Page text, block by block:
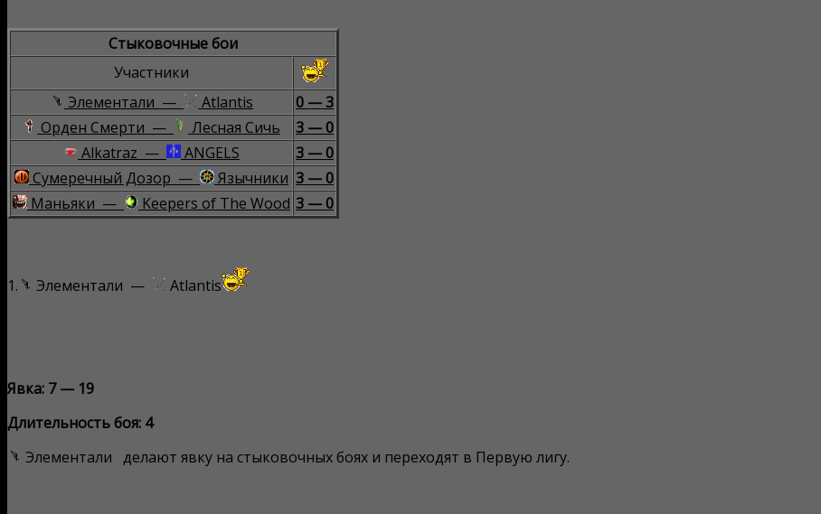
Стыковочные бои
Участники
Элементали —
Atlantis
0 — 3
Орден Смерти —
Лесная Сичь
3 — 0
Alkatraz —
ANGELS
3 — 0
Сумеречный Дозор —
Язычники 3 — 0
Маньяки —
Keepers of The Wood 3 — 0
1. Элементали — Atlantis
Явка: 7 — 19
Длительность боя: 4
Элементали делают явку на стыковочных боях и переходят в Первую лигу.